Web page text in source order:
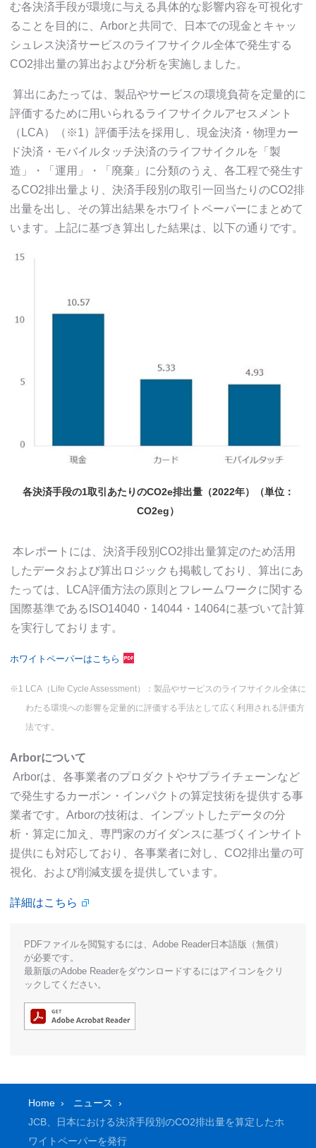
む各決済手段が環境に与える具体的な影響内容を可視化す
ることを目的に、Arborと共同で、日本での現金とキャッ
シュレス決済サービスのライフサイクル全体で発生する
CO2排出量の算出および分析を実施しました。
算出にあたっては、製品やサービスの環境負荷を定量的に
評価するために用いられるライフサイクルアセスメント
（LCA）（※1）評価手法を採用し、現金決済・物理カー
ド決済・モバイルタッチ決済のライフサイクルを「製
造」・「運用」・「廃棄」に分類のうえ、各工程で発生す
るCO2排出量より、決済手段別の取引一回当たりのCO2排
出量を出し、その算出結果をホワイトペーパーにまとめて
います。上記に基づき算出した結果は、以下の通りです。
各決済手段の1取引あたりのCO2e排出量（2022年）（単位：
CO2eg）
本レポートには、決済手段別CO2排出量算定のため活用
したデータおよび算出ロジックも掲載しており、算出にあ
たっては、LCA評価方法の原則とフレームワークに関する
国際基準であるISO14040・14044・14064に基づいて計算
を実行しております。
ホワイトペーパーはこちら
※1 LCA（Life Cycle Assessment）：製品やサービスのライフサイクル全体に
わたる環境への影響を定量的に評価する手法として広く利用される評価方
法です。
Arborについて
Arborは、各事業者のプロダクトやサプライチェーンなど
で発生するカーボン・インパクトの算定技術を提供する事
業者です。Arborの技術は、インプットしたデータの分
析・算定に加え、専門家のガイダンスに基づくインサイト
提供にも対応しており、各事業者に対し、CO2排出量の可
視化、および削減支援を提供しています。
詳細はこちら
PDFファイルを閲覧するには、Adobe Reader日本語版（無償）
が必要です。
最新版のAdobe Readerをダウンロードするにはアイコンをクリ
ックしてください。
Home
ニュース
JCB、日本における決済手段別のCO2排出量を算定したホ
ワイトペーパーを発行